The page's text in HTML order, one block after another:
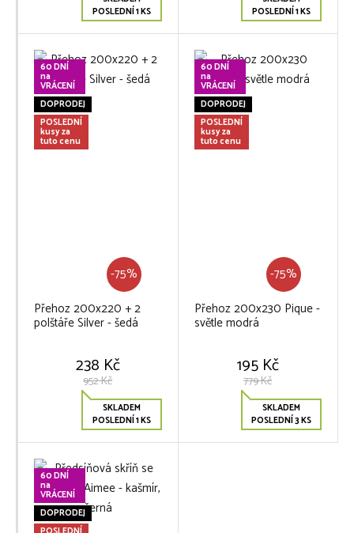
POSLEDNÍ 1 KS
POSLEDNÍ 1 KS
60 DNÍ
na
VRÁCENÍ
DOPRODEJ
POSLEDNÍ
kusy za
tuto cenu
-75%
Přehoz 200x220 + 2
polštáře Silver - šedá
238 Kč
952 Kč
SKLADEM
POSLEDNÍ 1 KS
60 DNÍ
na
VRÁCENÍ
DOPRODEJ
POSLEDNÍ
kusy za
tuto cenu
-75%
Přehoz 200x230 Pique -
světle modrá
195 Kč
779 Kč
SKLADEM
POSLEDNÍ 3 KS
60 DNÍ
na
VRÁCENÍ
DOPRODEJ